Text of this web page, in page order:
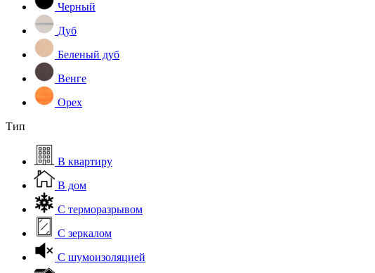
Черный
Дуб
Беленый дуб
Венге
Орех
Тип
В квартиру
В дом
С терморазрывом
С зеркалом
С шумоизоляцией